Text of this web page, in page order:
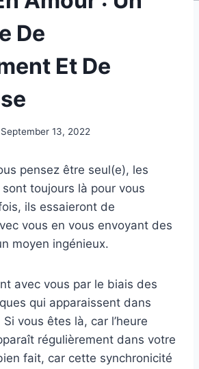
De
Et De
September 13, 2022
pensez être seul(e), les
toujours là pour vous
ils essaieront de
vous en vous envoyant des
moyen ingénieux.
avec vous par le biais des
qui apparaissent dans
vous êtes là, car l’heure
régulièrement dans votre
fait, car cette synchronicité